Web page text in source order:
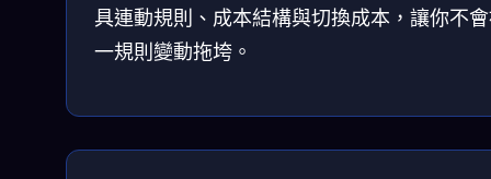
具連動規則、成本結構與切換成本，讓你不
一規則變動拖垮。